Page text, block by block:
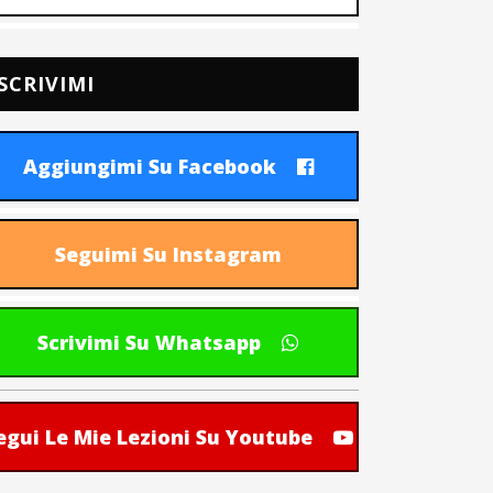
Aggiungimi Su Facebook
Seguimi Su Instagram
Scrivimi Su Whatsapp
Le Mie Lezioni Su Youtube